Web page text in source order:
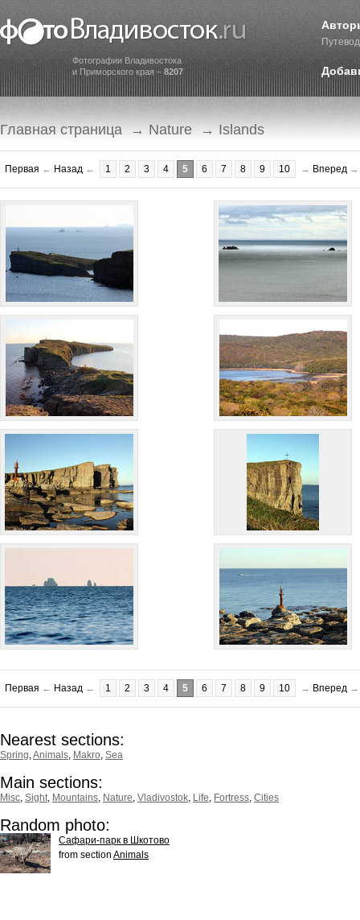
Фотографии Владивостока
и Приморского края – 8207
Главная страница → Nature → Islands
Первая ← Назад ← 1 2 3 4 5 6 7 8 9 10 → Вперед
Первая ← Назад ← 1 2 3 4 5 6 7 8 9 10 → Вперед
Nearest sections:
Spring,Animals, Makro, Sea
Main sections:
Misc, Sight, Mountains, Nature, Vladivostok, Life, Fortress, Cities
Random photo:
Сафари-парк в Шкотово
from section Animals